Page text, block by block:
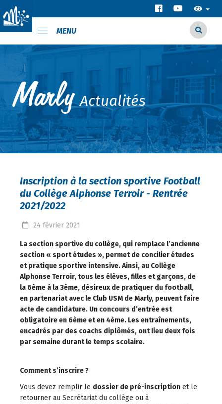
MENU
Actualités
Inscription à la section sportive Football
du Collège Alphonse Terroir - Rentrée
2021/2022
24 février 2021
La section sportive du collège, qui remplace l’ancienne
section « sport études », permet de concilier études
et pratique sportive intensive. Ainsi, au Collège
Alphonse Terroir, tous les élèves, filles et garçons, de
la 6ème à la 3ème, désireux de pratiquer du football,
en partenariat avec le Club USM de Marly, peuvent faire
acte de candidature. Un concours d’entrée est
obligatoire en 6ème et en 4ème. Les entraînements,
encadrés par des coachs diplômés, ont lieu deux fois
par semaine durant le temps scolaire.
Comment s’inscrire ?
Vous devez remplir le dossier de pré-inscription et le
retourner au Secrétariat du collège ou à